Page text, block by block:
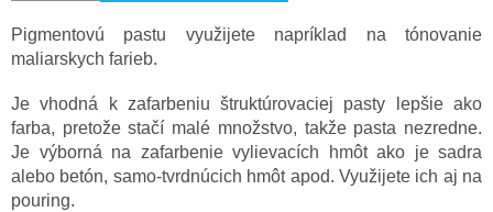
Pigmentovú pastu využijete napríklad na tónovanie
maliarskych farieb.
Je vhodná k zafarbeniu štruktúrovaciej pasty lepšie ako
farba, pretože stačí malé množstvo, takže pasta nezredne.
Je výborná na zafarbenie vylievacích hmôt ako je sadra
alebo betón, samo-tvrdnúcich hmôt apod. Využijete ich aj na
pouring.